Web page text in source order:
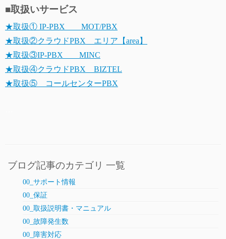
■取扱いサービス
★取扱① IP-PBX MOT/PBX
★取扱②クラウドPBX エリア【area】
★取扱③IP-PBX MINC
★取扱④クラウドPBX BIZTEL
★取扱⑤ コールセンターPBX
ブログ記事のカテゴリ 一覧
00_サポート情報
00_保証
00_取扱説明書・マニュアル
00_故障発生数
00_障害対応